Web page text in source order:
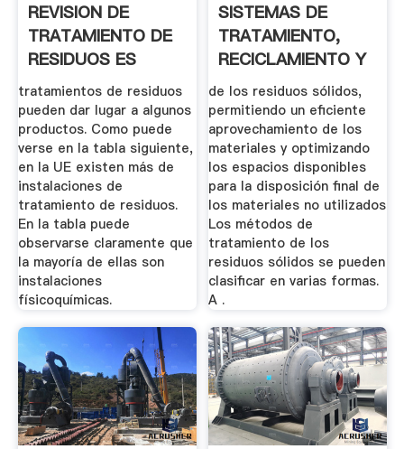
REVISION DE
TRATAMIENTO DE
RESIDUOS ES
tratamientos de residuos
pueden dar lugar a algunos
productos. Como puede
verse en la tabla siguiente,
en la UE existen más de
instalaciones de
tratamiento de residuos.
En la tabla puede
observarse claramente que
la mayoría de ellas son
instalaciones
físicoquímicas.
SISTEMAS DE
TRATAMIENTO,
RECICLAMIENTO Y
DISPOSICION
de los residuos sólidos,
permitiendo un eficiente
aprovechamiento de los
materiales y optimizando
los espacios disponibles
para la disposición final de
los materiales no utilizados
Los métodos de
tratamiento de los
residuos sólidos se pueden
clasificar en varias formas.
A .